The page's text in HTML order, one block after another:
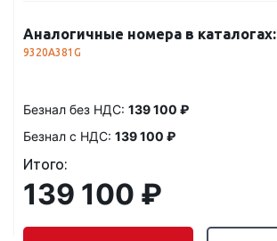
Аналогичные номера в каталогах:
9320A381G
Безнал без НДС: 139 100 ₽
Безнал с НДС: 139 100 ₽
Итого:
139 100 ₽